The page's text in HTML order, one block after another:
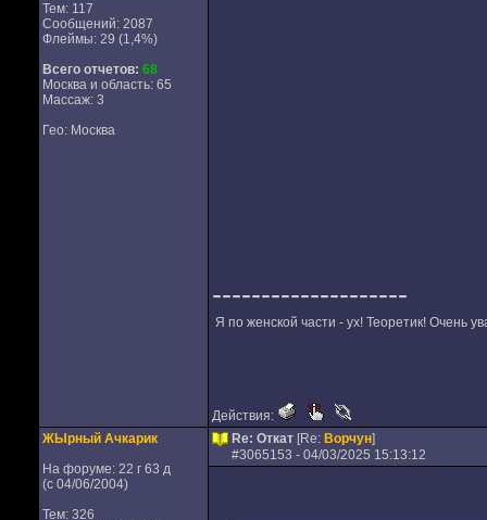
Тем: 117
Сообщений: 2087
Флеймы: 29 (1,4%)
Всего отчетов: 68
Москва и область: 65
Массаж: 3
Гео: Москва
--------------------
Я по женской части - ух! Теоретик! Очень
Действия:
ЖЫрный Ачкарик
На форуме: 22 г 63 д
(с 04/06/2004)
Тем: 326
Re: Откат [Re: Ворчун]
#3065153 - 04/03/2025 15:13:12